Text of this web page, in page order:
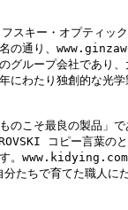
スキー・オプティッ
の通り、
グループ会社であり
にわたり独創的な光
のこそ最良の製品」
コピー言葉のと
す。
たちで育てた職人に